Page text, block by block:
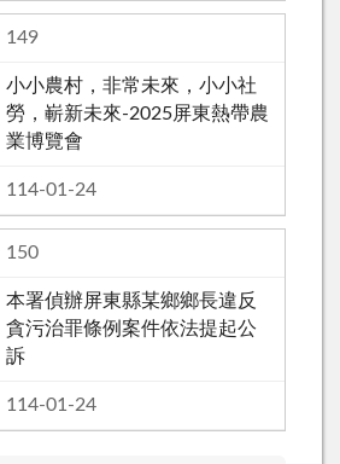
149
小小農村，非常未來，小小社
勞，嶄新未來-2025屏東熱帶農
業博覽會
114-01-24
150
本署偵辦屏東縣某鄉鄉長違反
貪污治罪條例案件依法提起公
訴
114-01-24